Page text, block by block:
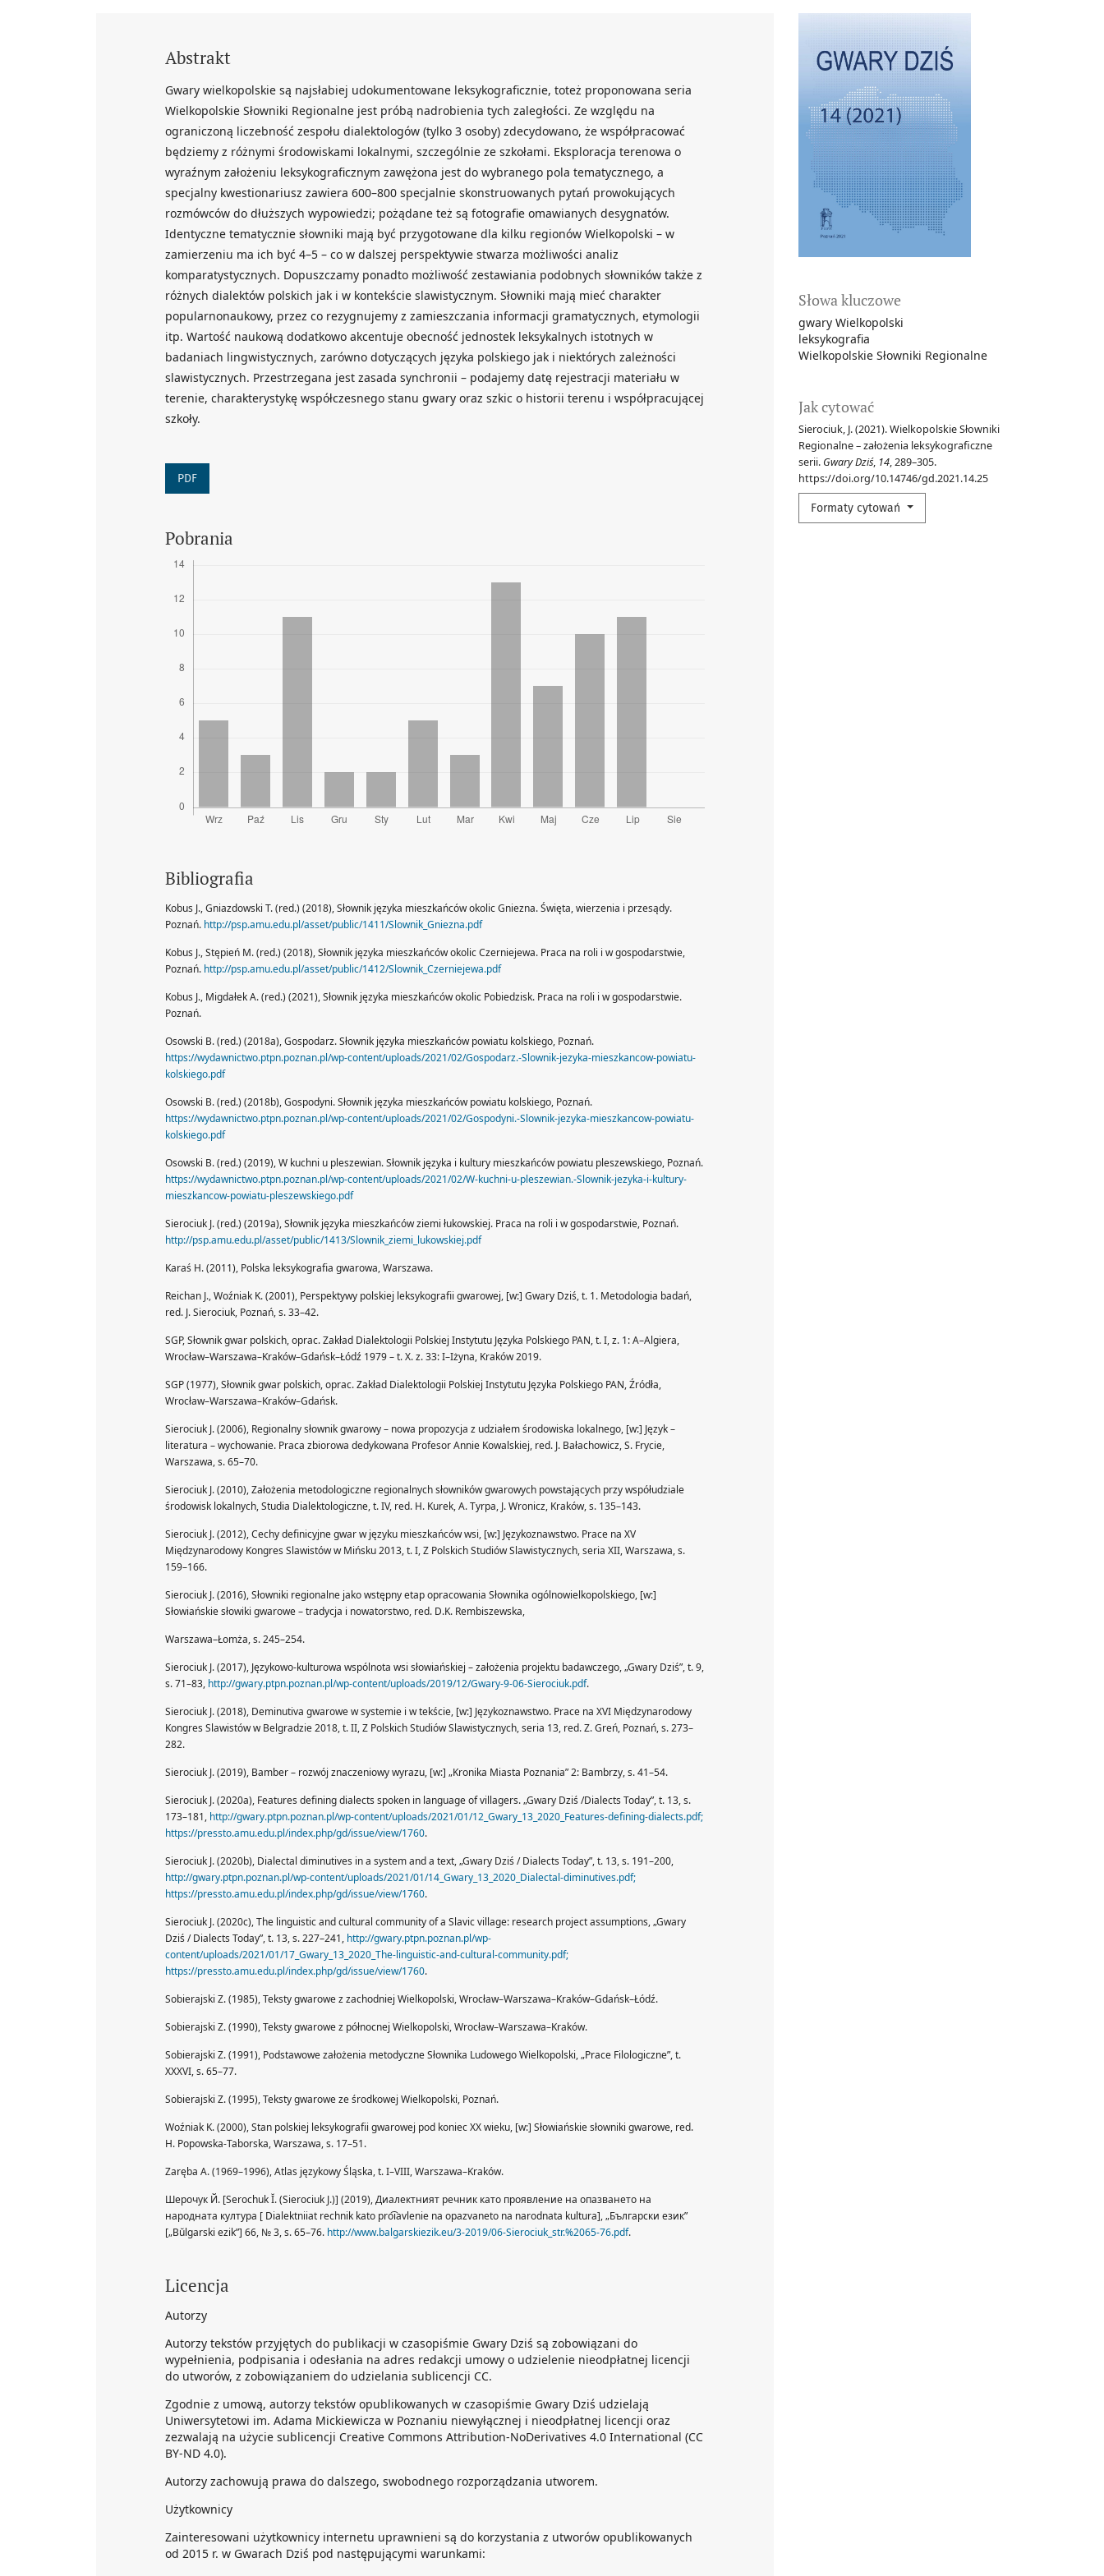
Słowa kluczowe
gwary Wielkopolski
leksykografia
Wielkopolskie Słowniki Regionalne
Jak cytować
Sierociuk, J. (2021). Wielkopolskie Słowniki
Regionalne – założenia leksykograficzne
serii. Gwary Dziś, 14, 289–305.
https://doi.org/10.14746/gd.2021.14.25
Formaty cytowań
Abstrakt
Gwary wielkopolskie są najsłabiej udokumentowane leksykograficznie, toteż proponowana seria
Wielkopolskie Słowniki Regionalne jest próbą nadrobienia tych zaległości. Ze względu na
ograniczoną liczebność zespołu dialektologów (tylko 3 osoby) zdecydowano, że współpracować
będziemy z różnymi środowiskami lokalnymi, szczególnie ze szkołami. Eksploracja terenowa o
wyraźnym założeniu leksykograficznym zawężona jest do wybranego pola tematycznego, a
specjalny kwestionariusz zawiera 600–800 specjalnie skonstruowanych pytań prowokujących
rozmówców do dłuższych wypowiedzi; pożądane też są fotografie omawianych desygnatów.
Identyczne tematycznie słowniki mają być przygotowane dla kilku regionów Wielkopolski – w
zamierzeniu ma ich być 4–5 – co w dalszej perspektywie stwarza możliwości analiz
komparatystycznych. Dopuszczamy ponadto możliwość zestawiania podobnych słowników także z
różnych dialektów polskich jak i w kontekście slawistycznym. Słowniki mają mieć charakter
popularnonaukowy, przez co rezygnujemy z zamieszczania informacji gramatycznych, etymologii
itp. Wartość naukową dodatkowo akcentuje obecność jednostek leksykalnych istotnych w
badaniach lingwistycznych, zarówno dotyczących języka polskiego jak i niektórych zależności
slawistycznych. Przestrzegana jest zasada synchronii – podajemy datę rejestracji materiału w
terenie, charakterystykę współczesnego stanu gwary oraz szkic o historii terenu i współpracującej
szkoły.
PDF
Pobrania
Bibliografia
Kobus J., Gniazdowski T. (red.) (2018), Słownik języka mieszkańców okolic Gniezna. Święta, wierzenia i przesądy.
Poznań. http://psp.amu.edu.pl/asset/public/1411/Slownik_Gniezna.pdf
Kobus J., Stępień M. (red.) (2018), Słownik języka mieszkańców okolic Czerniejewa. Praca na roli i w gospodarstwie,
Poznań. http://psp.amu.edu.pl/asset/public/1412/Slownik_Czerniejewa.pdf
Kobus J., Migdałek A. (red.) (2021), Słownik języka mieszkańców okolic Pobiedzisk. Praca na roli i w gospodarstwie.
Poznań.
Osowski B. (red.) (2018a), Gospodarz. Słownik języka mieszkańców powiatu kolskiego, Poznań.
https://wydawnictwo.ptpn.poznan.pl/wp-content/uploads/2021/02/Gospodarz.-Slownik-jezyka-mieszkancow-powiatu-
kolskiego.pdf
Osowski B. (red.) (2018b), Gospodyni. Słownik języka mieszkańców powiatu kolskiego, Poznań.
https://wydawnictwo.ptpn.poznan.pl/wp-content/uploads/2021/02/Gospodyni.-Slownik-jezyka-mieszkancow-powiatu-
kolskiego.pdf
Osowski B. (red.) (2019), W kuchni u pleszewian. Słownik języka i kultury mieszkańców powiatu pleszewskiego, Poznań.
https://wydawnictwo.ptpn.poznan.pl/wp-content/uploads/2021/02/W-kuchni-u-pleszewian.-Slownik-jezyka-i-kultury-
mieszkancow-powiatu-pleszewskiego.pdf
Sierociuk J. (red.) (2019a), Słownik języka mieszkańców ziemi łukowskiej. Praca na roli i w gospodarstwie, Poznań.
http://psp.amu.edu.pl/asset/public/1413/Slownik_ziemi_lukowskiej.pdf
Karaś H. (2011), Polska leksykografia gwarowa, Warszawa.
Reichan J., Woźniak K. (2001), Perspektywy polskiej leksykografii gwarowej, [w:] Gwary Dziś, t. 1. Metodologia badań,
red. J. Sierociuk, Poznań, s. 33–42.
SGP, Słownik gwar polskich, oprac. Zakład Dialektologii Polskiej Instytutu Języka Polskiego PAN, t. I, z. 1: A–Algiera,
Wrocław–Warszawa–Kraków–Gdańsk–Łódź 1979 – t. X. z. 33: I–Iżyna, Kraków 2019.
SGP (1977), Słownik gwar polskich, oprac. Zakład Dialektologii Polskiej Instytutu Języka Polskiego PAN, Źródła,
Wrocław–Warszawa–Kraków–Gdańsk.
Sierociuk J. (2006), Regionalny słownik gwarowy – nowa propozycja z udziałem środowiska lokalnego, [w:] Język –
literatura – wychowanie. Praca zbiorowa dedykowana Profesor Annie Kowalskiej, red. J. Bałachowicz, S. Frycie,
Warszawa, s. 65–70.
Sierociuk J. (2010), Założenia metodologiczne regionalnych słowników gwarowych powstających przy współudziale
środowisk lokalnych, Studia Dialektologiczne, t. IV, red. H. Kurek, A. Tyrpa, J. Wronicz, Kraków, s. 135–143.
Sierociuk J. (2012), Cechy definicyjne gwar w języku mieszkańców wsi, [w:] Językoznawstwo. Prace na XV
Międzynarodowy Kongres Slawistów w Mińsku 2013, t. I, Z Polskich Studiów Slawistycznych, seria XII, Warszawa, s.
159–166.
Sierociuk J. (2016), Słowniki regionalne jako wstępny etap opracowania Słownika ogólnowielkopolskiego, [w:]
Słowiańskie słowiki gwarowe – tradycja i nowatorstwo, red. D.K. Rembiszewska,
Warszawa–Łomża, s. 245–254.
Sierociuk J. (2017), Językowo-kulturowa wspólnota wsi słowiańskiej – założenia projektu badawczego, „Gwary Dziś”, t. 9,
s. 71–83, http://gwary.ptpn.poznan.pl/wp-content/uploads/2019/12/Gwary-9-06-Sierociuk.pdf.
Sierociuk J. (2018), Deminutiva gwarowe w systemie i w tekście, [w:] Językoznawstwo. Prace na XVI Międzynarodowy
Kongres Slawistów w Belgradzie 2018, t. II, Z Polskich Studiów Slawistycznych, seria 13, red. Z. Greń, Poznań, s. 273–
282.
Sierociuk J. (2019), Bamber – rozwój znaczeniowy wyrazu, [w:] „Kronika Miasta Poznania” 2: Bambrzy, s. 41–54.
Sierociuk J. (2020a), Features defining dialects spoken in language of villagers. „Gwary Dziś /Dialects Today”, t. 13, s.
173–181, http://gwary.ptpn.poznan.pl/wp-content/uploads/2021/01/12_Gwary_13_2020_Features-defining-dialects.pdf;
https://pressto.amu.edu.pl/index.php/gd/issue/view/1760.
Sierociuk J. (2020b), Dialectal diminutives in a system and a text, „Gwary Dziś / Dialects Today”, t. 13, s. 191–200,
http://gwary.ptpn.poznan.pl/wp-content/uploads/2021/01/14_Gwary_13_2020_Dialectal-diminutives.pdf;
https://pressto.amu.edu.pl/index.php/gd/issue/view/1760.
Sierociuk J. (2020c), The linguistic and cultural community of a Slavic village: research project assumptions, „Gwary
Dziś / Dialects Today”, t. 13, s. 227–241, http://gwary.ptpn.poznan.pl/wp-
content/uploads/2021/01/17_Gwary_13_2020_The-linguistic-and-cultural-community.pdf;
https://pressto.amu.edu.pl/index.php/gd/issue/view/1760.
Sobierajski Z. (1985), Teksty gwarowe z zachodniej Wielkopolski, Wrocław–Warszawa–Kraków–Gdańsk–Łódź.
Sobierajski Z. (1990), Teksty gwarowe z północnej Wielkopolski, Wrocław–Warszawa–Kraków.
Sobierajski Z. (1991), Podstawowe założenia metodyczne Słownika Ludowego Wielkopolski, „Prace Filologiczne”, t.
XXXVI, s. 65–77.
Sobierajski Z. (1995), Teksty gwarowe ze środkowej Wielkopolski, Poznań.
Woźniak K. (2000), Stan polskiej leksykografii gwarowej pod koniec XX wieku, [w:] Słowiańskie słowniki gwarowe, red.
H. Popowska-Taborska, Warszawa, s. 17–51.
Zaręba A. (1969–1996), Atlas językowy Śląska, t. I–VIII, Warszawa–Kraków.
Шерочук Й. [Serochuk Ĭ. (Sierociuk J.)] (2019), Диалектният речник като проявление на опазването на
народната култура [ Dialektniiat rechnik kato pro͡iavlenie na opazvaneto na narodnata kultura], „Български език”
[„Bŭlgarski ezik”] 66, № 3, s. 65–76. http://www.balgarskiezik.eu/3-2019/06-Sierociuk_str.%2065-76.pdf.
Licencja
Autorzy
Autorzy tekstów przyjętych do publikacji w czasopiśmie Gwary Dziś są zobowiązani do
wypełnienia, podpisania i odesłania na adres redakcji umowy o udzielenie nieodpłatnej licencji
do utworów, z zobowiązaniem do udzielania sublicencji CC.
Zgodnie z umową, autorzy tekstów opublikowanych w czasopiśmie Gwary Dziś udzielają
Uniwersytetowi im. Adama Mickiewicza w Poznaniu niewyłącznej i nieodpłatnej licencji oraz
zezwalają na użycie sublicencji Creative Commons Attribution-NoDerivatives 4.0 International (CC
BY-ND 4.0).
Autorzy zachowują prawa do dalszego, swobodnego rozporządzania utworem.
Użytkownicy
Zainteresowani użytkownicy internetu uprawnieni są do korzystania z utworów opublikowanych
od 2015 r. w Gwarach Dziś pod następującymi warunkami: